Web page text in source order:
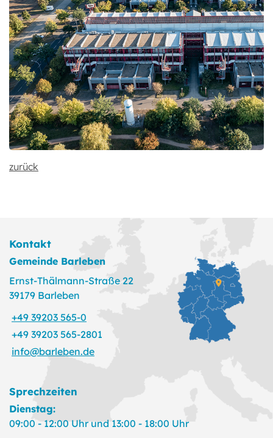
zurück
Kontakt
Gemeinde Barleben
Ernst-Thälmann-Straße 22
39179 Barleben
+49 39203 565-0
+49 39203 565-2801
info@barleben.de
Sprechzeiten
Dienstag:
09:00 - 12:00 Uhr und 13:00 - 18:00 Uhr